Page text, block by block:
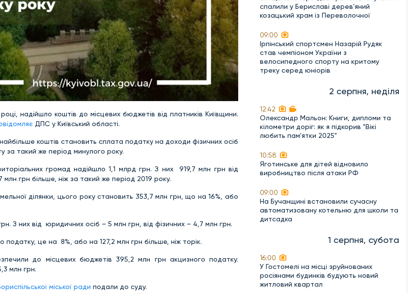
надійшло коштів до місцевих бюджетів від платників Київщини.
ДПС у Київський області.
коштів становить сплата податку на доходи фізичних осіб
такий же період минулого року.
громад надійшло 1,1 млрд грн. З них 919,7 млн грн від
грн більше, ніж за такий же період 2019 року.
ділянки, цього року становить 353,7 млн грн, що на 16%, або
З них від юридичних осіб – 5 млн грн, від фізичних – 4,7 млн грн.
це на 8%, або на 127,2 млн грн більше, ніж торік.
до місцевих бюджетів 395,2 млн грн акцизного податку.
млн грн.
міської ради подали до суду.
спалили у Бериславі дерев'яний
козацький храм із Переволочної
09:00
Ірпінський спортсмен Назарій Рудяк
став чемпіоном України з
велосипедного спорту на критому
треку серед юніорів
2 серпня, неділя
12:42
Олександр Мальон: Книги, дипломи та
кілометри доріг: як я підкорив "Вікі
любить пам'ятки 2025"
10:58
Яготинське для дітей відновило
виробництво після атаки РФ
09:00
На Бучанщині встановили сучасну
автоматизовану котельню для школи та
дитсадка
1 серпня, субота
16:00
У Гостомелі на місці зруйнованих
росіянами будинків будують новий
житловий квартал